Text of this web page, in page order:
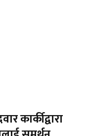
कार्कीद्वारा